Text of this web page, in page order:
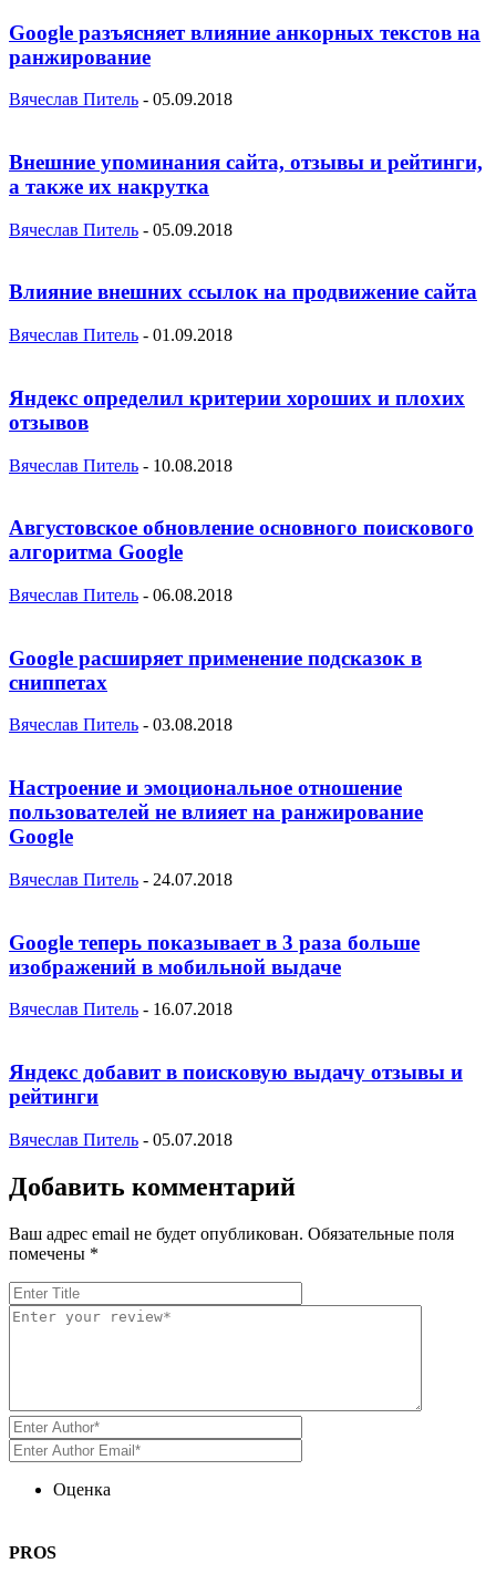
Google разъясняет влияние анкорных текстов на
ранжирование
Вячеслав Питель - 05.09.2018
Внешние упоминания сайта, отзывы и рейтинги,
а также их накрутка
Вячеслав Питель - 05.09.2018
Влияние внешних ссылок на продвижение сайта
Вячеслав Питель - 01.09.2018
Яндекс определил критерии хороших и плохих
отзывов
Вячеслав Питель - 10.08.2018
Августовское обновление основного поискового
алгоритма Google
Вячеслав Питель - 06.08.2018
Google расширяет применение подсказок в
сниппетах
Вячеслав Питель - 03.08.2018
Настроение и эмоциональное отношение
пользователей не влияет на ранжирование
Google
Вячеслав Питель - 24.07.2018
Google теперь показывает в 3 раза больше
изображений в мобильной выдаче
Вячеслав Питель - 16.07.2018
Яндекс добавит в поисковую выдачу отзывы и
рейтинги
Вячеслав Питель - 05.07.2018
Добавить комментарий
Ваш адрес email не будет опубликован. Обязательные поля
помечены *
Оценка
PROS